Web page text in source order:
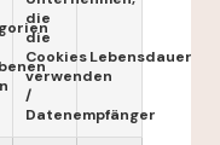
die
die
Cookies
verwenden
/
Datenempfänger
Lebensdauer